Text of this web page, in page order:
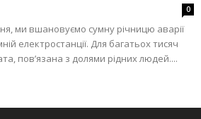
0
ми вшановуємо сумну річницю аварії
електростанції. Для багатьох тисяч
пов’язана з долями рідних людей....